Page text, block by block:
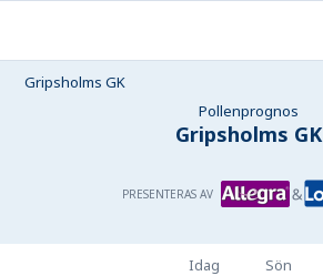
Gripsholms GK
Pollenprognos
Gripsholms GK
PRESENTERAS AV
Idag Sön